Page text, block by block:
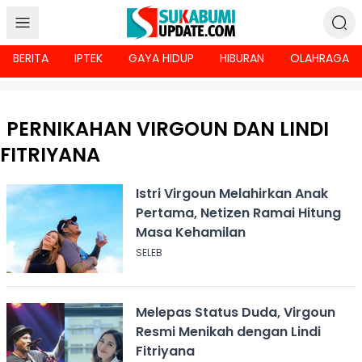
BERITA IPTEK GAYA HIDUP HIBURAN OLAHRAGA
PERNIKAHAN VIRGOUN DAN LINDI
FITRIYANA
Istri Virgoun Melahirkan Anak
Pertama, Netizen Ramai Hitung
Masa Kehamilan
SELEB
Melepas Status Duda, Virgoun
Resmi Menikah dengan Lindi
Fitriyana